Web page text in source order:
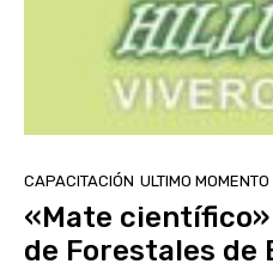
CAPACITACIÓN ULTIMO MOMENTO
«Mate
de Forestales de